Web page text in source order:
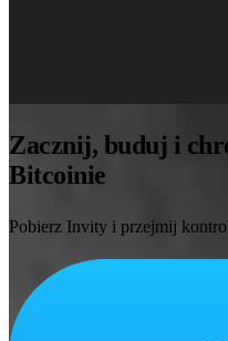
Zacznij, buduj i
Bitcoinie
Pobierz Invity i przejmij